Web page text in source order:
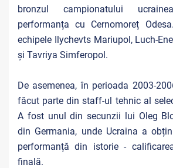
bronzul campionatului
performanța cu Cernomoreț
echipele Ilychevts Mariupol, Luch-
și Tavriya Simferopol.
De asemenea, în perioada 2003-
făcut parte din staff-ul tehnic al
A fost unul din secunzii lui Oleg
din Germania, unde Ucraina a
performanță din istorie -
finală.